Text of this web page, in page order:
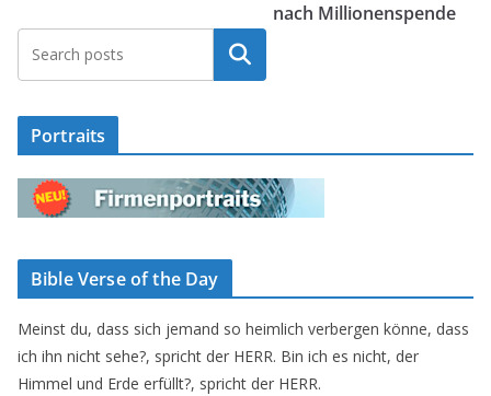
nach Millionenspende
Suchen
Portraits
Bible Verse of the Day
Meinst du, dass sich jemand so heimlich verbergen könne, dass
ich ihn nicht sehe?, spricht der HERR. Bin ich es nicht, der
Himmel und Erde erfüllt?, spricht der HERR.